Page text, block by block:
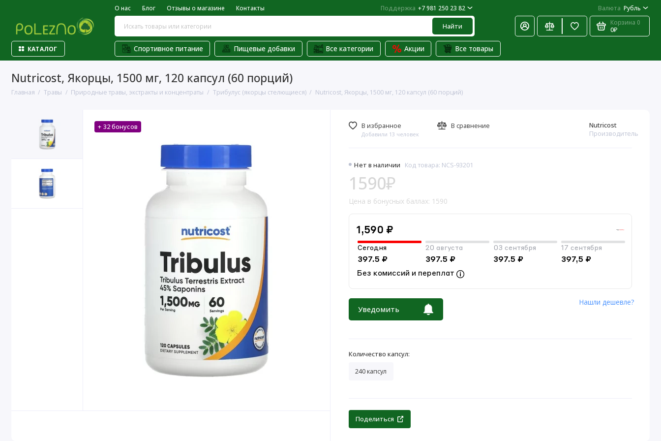
О нас Блог Отзывы о магазине Контакты Поддержка +7 981 250 23 82 Валюта Рубль
Найти Корзина 0
0₽
КАТАЛОГ Спортивное питание Пищевые добавки Все категории Акции Все товары
Nutricost, Якорцы, 1500 мг, 120 капсул (60 порций)
Главная Травы Природные травы, экстракты и концентраты Трибулус (якорцы стелющиеся) Nutricost, Якорцы, 1500 мг, 120 капсул (60 порций)
+ 32 бонусов
Нет в наличии Код товара: NCS-93201
Nutricost
Производитель
1590₽
Цена в бонусных баллах: 1590
1,590 ₽
Сегодня
397.5 ₽
20 августа
397.5 ₽
03 сентября
397.5 ₽
17 сентября
397,5 ₽
Без комиссий и переплат
Уведомить
Нашли дешевле?
В избранное
Добавили 13 человек
В сравнение
Количество капсул:
240 капсул
Поделиться